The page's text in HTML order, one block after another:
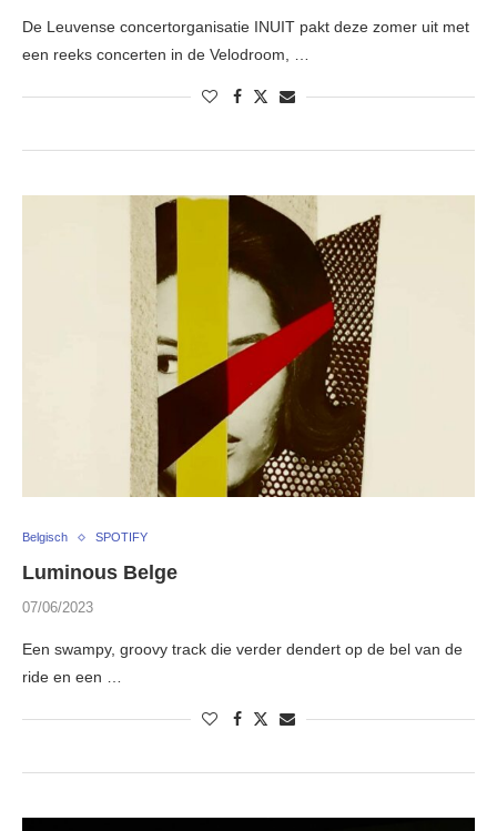
De Leuvense concertorganisatie INUIT pakt deze zomer uit met
een reeks concerten in de Velodroom, …
Belgisch SPOTIFY
Luminous Belge
07/06/2023
Een swampy, groovy track die verder dendert op de bel van de
ride en een …